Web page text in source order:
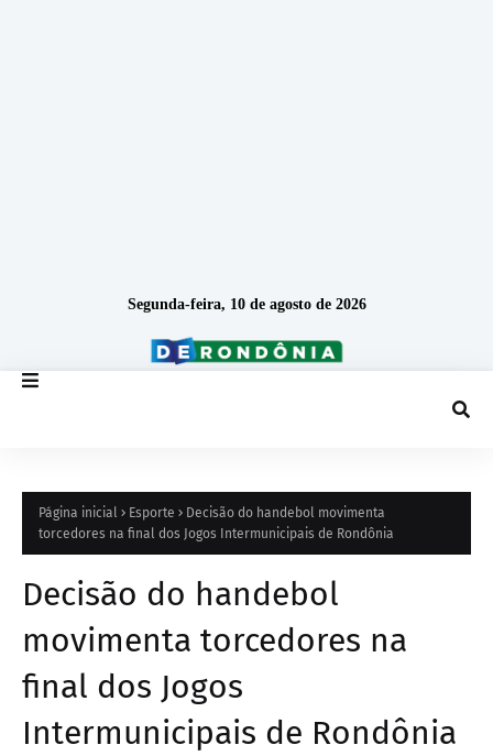
Segunda-feira, 10 de agosto de 2026
Página inicial Esporte
Decisão do handebol movimenta
torcedores na final dos Jogos Intermunicipais de Rondônia
Decisão do handebol
movimenta torcedores na
final dos Jogos
Intermunicipais de Rondônia